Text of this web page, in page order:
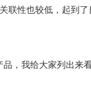
联性也较低，起到了
，我给大家列出来看